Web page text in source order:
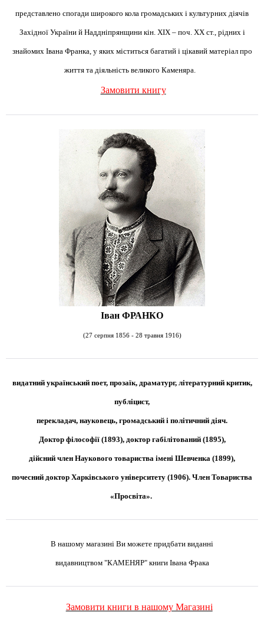
представлено спогади широкого кола громадських і культурних діячів
Західної України й Наддніпрянщини кін. ХІХ – поч. ХХ ст., рідних і
знайомих Івана Франка, у яких міститься багатий і цікавий матеріал про
життя та діяльність великого Каменяра.
Замовити книгу
Іван ФРАНКО
(27 серпня 1856 - 28 травня 1916)
видатний український поет, прозаїк, драматург, літературний критик,
публіцист,
перекладач, науковець, громадський і політичний діяч.
Доктор філософії (1893), доктор габілітований (1895),
дійсний член Наукового товариства імені Шевченка (1899),
почесний доктор Харківського університету (1906). Член Товариства
«Просвіта».
В нашому магазині Ви можете придбати виданні
видавництвом "КАМЕНЯР" книги Івана Фрака
Замовити книги в нашому Магазині